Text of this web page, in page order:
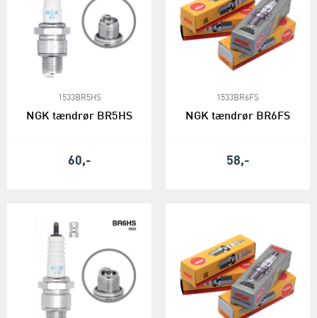
1533BR5HS
NGK tændrør BR5HS
60,-
1533BR6FS
NGK tændrør BR6FS
58,-